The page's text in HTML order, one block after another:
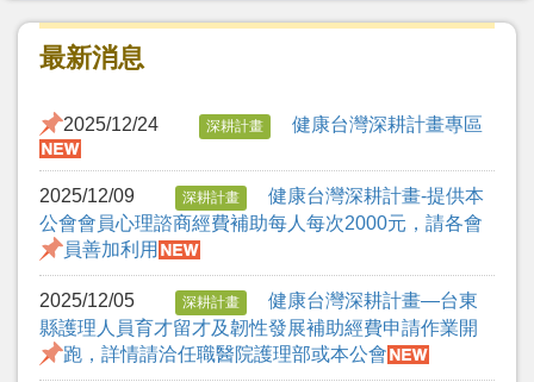
最新消息
2025/12/24 深耕計畫 健康台灣深耕計畫專區
2025/12/09 深耕計畫
健康台灣深耕計畫-提供本
公會會員心理諮商經費補助每人每次2000元，請各會
員善加利用
2025/12/05 深耕計畫
健康台灣深耕計畫—台東
縣護理人員育才留才及韌性發展補助經費申請作業開
跑，詳情請洽任職醫院護理部或本公會